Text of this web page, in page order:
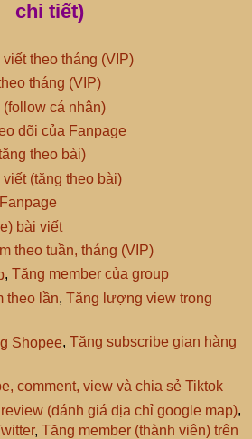
chi tiết)
theo tháng (VIP)
tháng (VIP)
cá nhân)
dõi của Fanpage
theo bài)
(tăng theo bài)
bài viết
theo tuần, tháng (VIP)
, Tăng member của group
theo lần,Tăng lượng view trong
Shopee, Tăng subscribe gian hàng
comment, view và chia sẻ Tiktok
(đánh giá địa chỉ google map),
, Tăng member (thành viên) trên